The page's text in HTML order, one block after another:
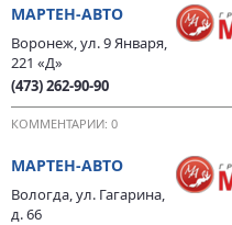
МАРТЕН-АВТО
Воронеж, ул. 9 Января,
221 «Д»
(473) 262-90-90
КОММЕНТАРИИ: 0
МАРТЕН-АВТО
Вологда, ул. Гагарина,
д. 66